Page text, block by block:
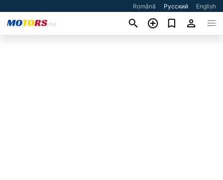
Română Русский English